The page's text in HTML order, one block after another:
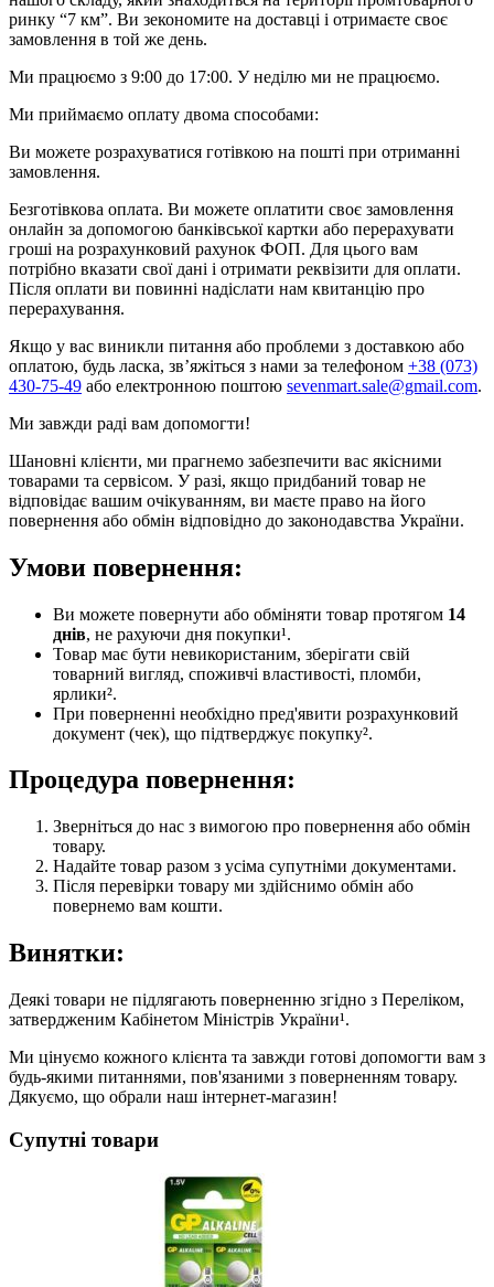
ринку “7 км”. Ви зекономите на доставці і отримаєте своє
замовлення в той же день.
Ми працюємо з 9:00 до 17:00. У неділю ми не працюємо.
Ми приймаємо оплату двома способами:
Ви можете розрахуватися готівкою на пошті при отриманні
замовлення.
Безготівкова оплата. Ви можете оплатити своє замовлення
онлайн за допомогою банківської картки або перерахувати
гроші на розрахунковий рахунок ФОП. Для цього вам
потрібно вказати свої дані і отримати реквізити для оплати.
Після оплати ви повинні надіслати нам квитанцію про
перерахування.
Якщо у вас виникли питання або проблеми з доставкою або
оплатою, будь ласка, зв’яжіться з нами за телефоном +38 (073)
430-75-49 або електронною поштою sevenmart.sale@gmail.com.
Ми завжди раді вам допомогти!
Шановні клієнти, ми прагнемо забезпечити вас якісними
товарами та сервісом. У разі, якщо придбаний товар не
відповідає вашим очікуванням, ви маєте право на його
повернення або обмін відповідно до законодавства України.
Умови повернення:
Ви можете повернути або обміняти товар протягом 14
днів, не рахуючи дня покупки¹.
Товар має бути невикористаним, зберігати свій
товарний вигляд, споживчі властивості, пломби,
ярлики².
При поверненні необхідно пред'явити розрахунковий
документ (чек), що підтверджує покупку².
Процедура повернення:
Зверніться до нас з вимогою про повернення або обмін
товару.
Надайте товар разом з усіма супутніми документами.
Після перевірки товару ми здійснимо обмін або
повернемо вам кошти.
Винятки:
Деякі товари не підлягають поверненню згідно з Переліком,
затвердженим Кабінетом Міністрів України¹.
Ми цінуємо кожного клієнта та завжди готові допомогти вам з
будь-якими питаннями, пов'язаними з поверненням товару.
Дякуємо, що обрали наш інтернет-магазин!
Супутні товари